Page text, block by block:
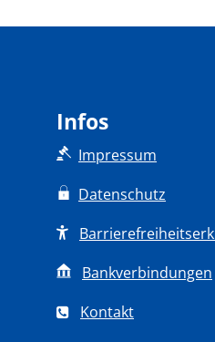
Infos
Impressum
Datenschutz
Bankverbindungen
Kontakt